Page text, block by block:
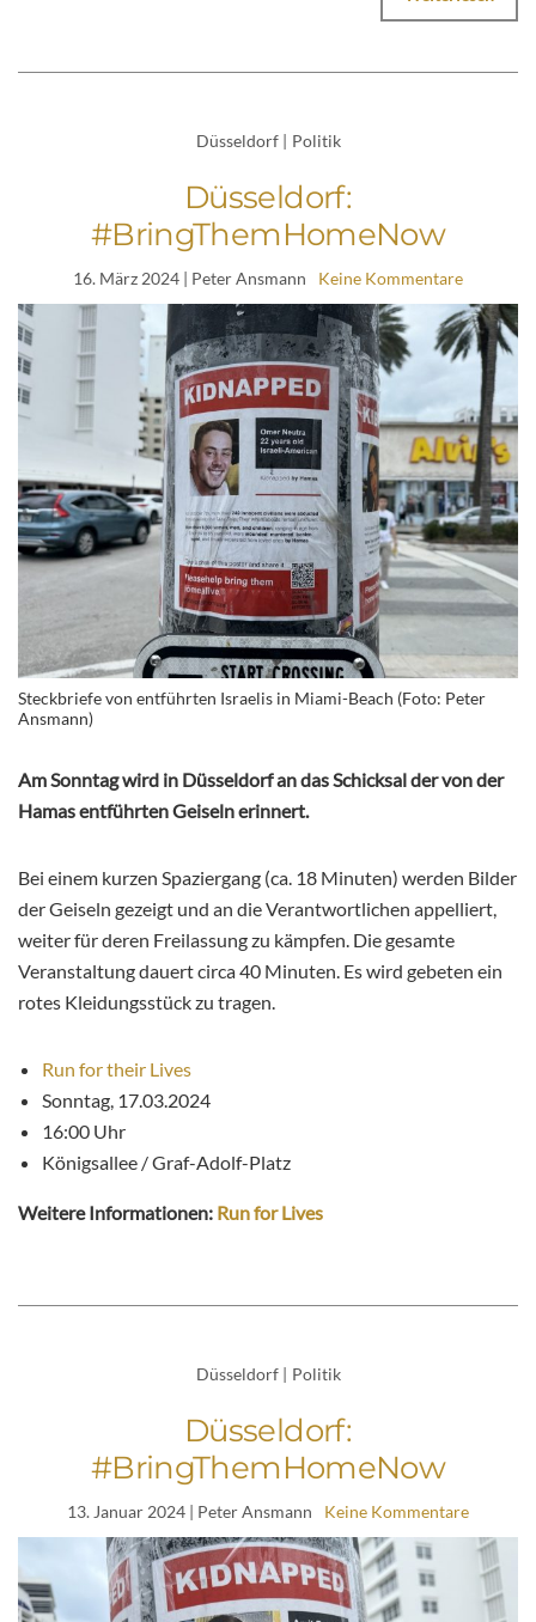
Düsseldorf | Politik
Düsseldorf:
#BringThemHomeNow
16. März 2024 | Peter Ansmann Keine Kommentare
Steckbriefe von entführten Israelis in Miami-Beach (Foto: Peter
Ansmann)
Am Sonntag wird in Düsseldorf an das Schicksal der von der
Hamas entführten Geiseln erinnert.
Bei einem kurzen Spaziergang (ca. 18 Minuten) werden Bilder
der Geiseln gezeigt und an die Verantwortlichen appelliert,
weiter für deren Freilassung zu kämpfen. Die gesamte
Veranstaltung dauert circa 40 Minuten. Es wird gebeten ein
rotes Kleidungsstück zu tragen.
Run for their Lives
Sonntag, 17.03.2024
16:00 Uhr
Königsallee / Graf-Adolf-Platz
Weitere Informationen: Run for Lives
Düsseldorf | Politik
Düsseldorf:
#BringThemHomeNow
13. Januar 2024 | Peter Ansmann Keine Kommentare